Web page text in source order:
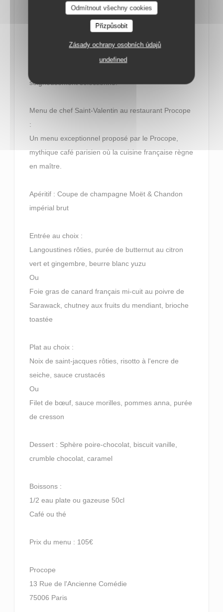
Odmítnout všechny cookies
Přizpůsobit
Zásady ochrany osobních údajů
undefined
amoureux est l’occasion rêvée de voir les choses en
grand. Pour émerveiller les palais, les chefs misent
donc sur des produits d’exception et proposent des
soigneusement sélectionné.
Menu de chef Saint-Valentin au restaurant Procope
:
Un menu exceptionnel proposé par le Procope,
mythique café parisien où la cuisine française règne
en maître.
Apéritif : Coupe de champagne Moët & Chandon
impérial brut
Entrée au choix :
Langoustines rôties, purée de butternut au citron
vert et gingembre, beurre blanc yuzu
Ou
Foie gras de canard français mi-cuit au poivre de
Sarawack, chutney aux fruits du mendiant, brioche
toastée
Plat au choix :
Noix de saint-jacques rôties, risotto à l'encre de
seiche, sauce crustacés
Ou
Filet de bœuf, sauce morilles, pommes anna, purée
de cresson
Dessert : Sphère poire-chocolat, biscuit vanille,
crumble chocolat, caramel
Boissons :
1/2 eau plate ou gazeuse 50cl
Café ou thé
Prix du menu : 105€
Procope
13 Rue de l'Ancienne Comédie
75006 Paris